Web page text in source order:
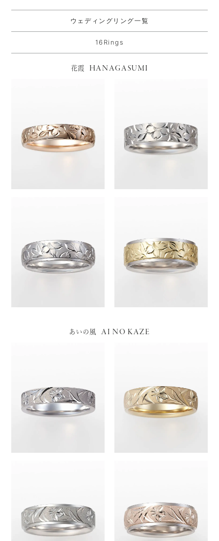
ウェディングリング一覧
16Rings
花霞 HANAGASUMI
あいの風 AI NO KAZE